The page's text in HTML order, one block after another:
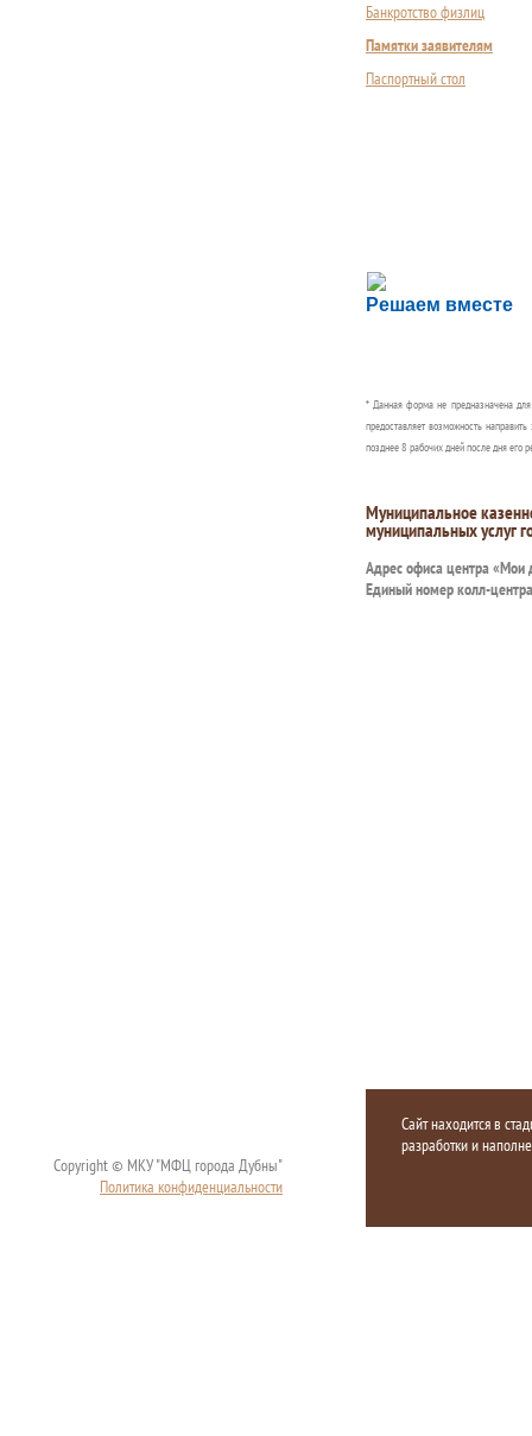
Банкротство физлиц
Памятки заявителям
Паспортный стол
Решаем вместе
Сложности с
Сообщите об этом
* Данная форма не предназначена
предоставляет возможность
позднее 8 рабочих дней после дня его
Муниципальное
муниципальных услуг
Адрес офиса центра «Мои
Единый номер колл-
Copyright © МКУ "МФЦ города Дубны"
Политика конфиденциальности
Сайт находится в
разработки и